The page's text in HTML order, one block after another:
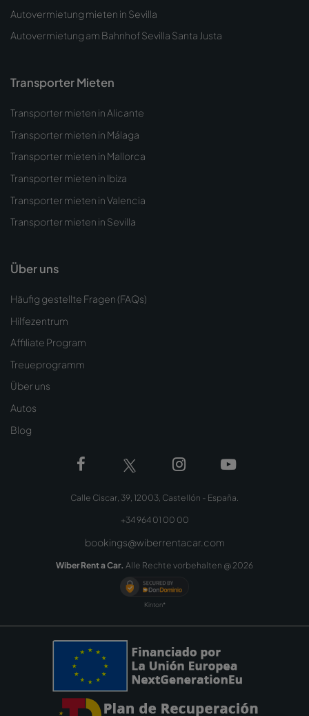
Autovermietung mieten in Sevilla
Autovermietung am Bahnhof Sevilla Santa Justa
Transporter Mieten
Transporter mieten in Alicante
Transporter mieten in Málaga
Transporter mieten in Mallorca
Transporter mieten in Ibiza
Transporter mieten in Valencia
Transporter mieten in Sevilla
Über uns
Häufig gestellte Fragen (FAQs)
Hilfezentrum
Affiliate Program
Treueprogramm
Über uns
Autos
Blog
Calle Ciscar, 39, 12003, Castellón - España.
+34 964 01 00 00
bookings@wiberrentacar.com
Wiber Rent a Car. Alle Rechte vorbehalten @ 2026
Kinton*